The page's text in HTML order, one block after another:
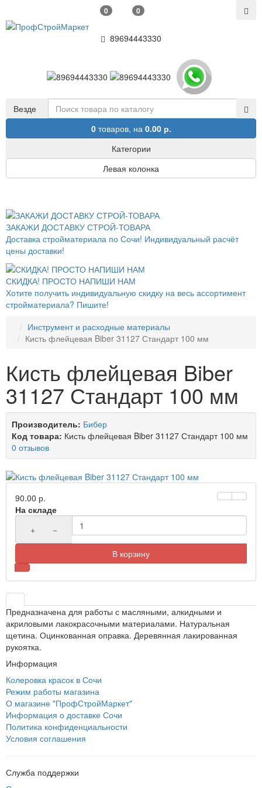
0 0
89694443330
Везде
0товаров, на 0.00 р.
Категории
Левая колонка
ЗАКАЖИ ДОСТАВКУ СТРОЙ-ТОВАРА
Доставка стройматериала по Сочи! Индивидуальный расчёт
цены доставки!
СКИДКА! ПРОСТО НАПИШИ НАМ
Хотите получить индивидуальную скидку на весь ассортимент
стройматериала? Пишите!
Инструмент и расходные материалы
Кисть флейцевая Biber 31127 Стандарт 100 мм
Кисть флейцевая Biber
31127 Стандарт 100 мм
Производитель: Бибер
Код товара: Кисть флейцевая Biber 31127 Стандарт 100 мм
0 отзывов
90.00 р.
На складе
+
−
В корзину
Предназначена для работы с масляными, алкидными и
акриловыми лакокрасочными материалами. Натуральная
щетина. Оцинкованная оправка. Деревянная лакированная
рукоятка.
Информация
Колеровка красок в Сочи
Режим работы магазина
О магазине "ПрофСтройМаркет"
Информация о доставке Сочи
Политика конфиденциальности
Условия соглашения
Служба поддержки